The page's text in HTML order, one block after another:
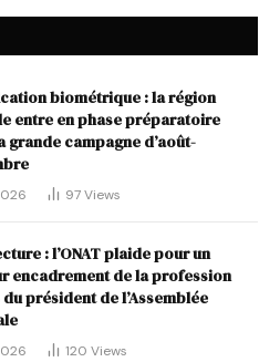
biométrique : la région
entre en phase préparatoire
grande campagne d’août-
97Views
: l’ONAT plaide pour un
encadrement de la profession
président de l’Assemblée
120 Views